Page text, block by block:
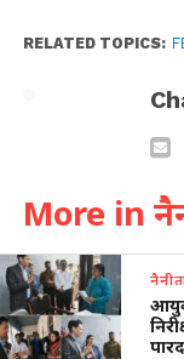
RELATED TOPICS:
More in